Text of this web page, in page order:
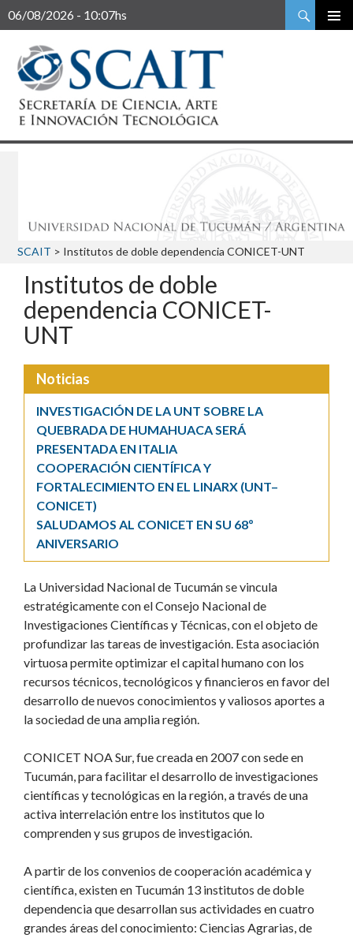
06/08/2026 - 10:07hs
Buscar
SCAIT > Institutos de doble dependencia CONICET-UNT
Institutos de doble
dependencia CONICET-
UNT
Noticias
INVESTIGACIÓN DE LA UNT SOBRE LA
QUEBRADA DE HUMAHUACA SERÁ
PRESENTADA EN ITALIA
COOPERACIÓN CIENTÍFICA Y
FORTALECIMIENTO EN EL LINARX (UNT–
CONICET)
SALUDAMOS AL CONICET EN SU 68º
ANIVERSARIO
La Universidad Nacional de Tucumán se vincula
estratégicamente con el Consejo Nacional de
Investigaciones Científicas y Técnicas, con el objeto de
profundizar las tareas de investigación. Esta asociación
virtuosa permite optimizar el capital humano con los
recursos técnicos, tecnológicos y financieros en favor del
desarrollo de nuevos conocimientos y valiosos aportes a
la sociedad de una amplia región.
CONICET NOA Sur, fue creada en 2007 con sede en
Tucumán, para facilitar el desarrollo de investigaciones
científicas y tecnológicas en la región, a través de una
activa interrelación entre los institutos que lo
comprenden y sus grupos de investigación.
A partir de los convenios de cooperación académica y
científica, existen en Tucumán 13 institutos de doble
dependencia que desarrollan sus actividades en cuatro
grandes áreas del conocimiento: Ciencias Agrarias, de